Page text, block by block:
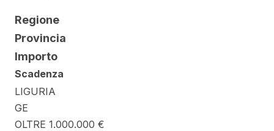
Regione
Provincia
Importo
Scadenza
LIGURIA
GE
OLTRE 1.000.000 €